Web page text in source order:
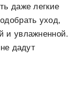
даже легкие
уход,
и увлажненной.
дадут